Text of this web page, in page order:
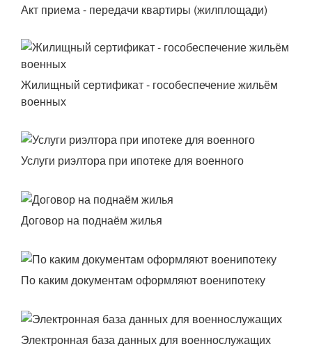
Акт приема - передачи квартиры (жилплощади)
Жилищный сертификат - гособеспечение жильём
военных
Услуги риэлтора при ипотеке для военного
Договор на поднаём жилья
По каким документам оформляют военипотеку
Электронная база данных для военнослужащих